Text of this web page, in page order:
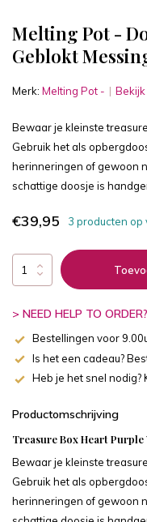
Melting Pot -
Geblokt
Merk: Melting Pot -
Bewaar je kleinste
Gebruik het als
herinneringen of gewoon
schattige doosje is
€39,95 3 producten op
> NEED HELP TO
Bestellingen voor
Is het een cadeau?
Heb je het snel nodig?
Productomschrijving
Treasure Box Heart Purple
Bewaar je kleinste
Gebruik het als
herinneringen of gewoon